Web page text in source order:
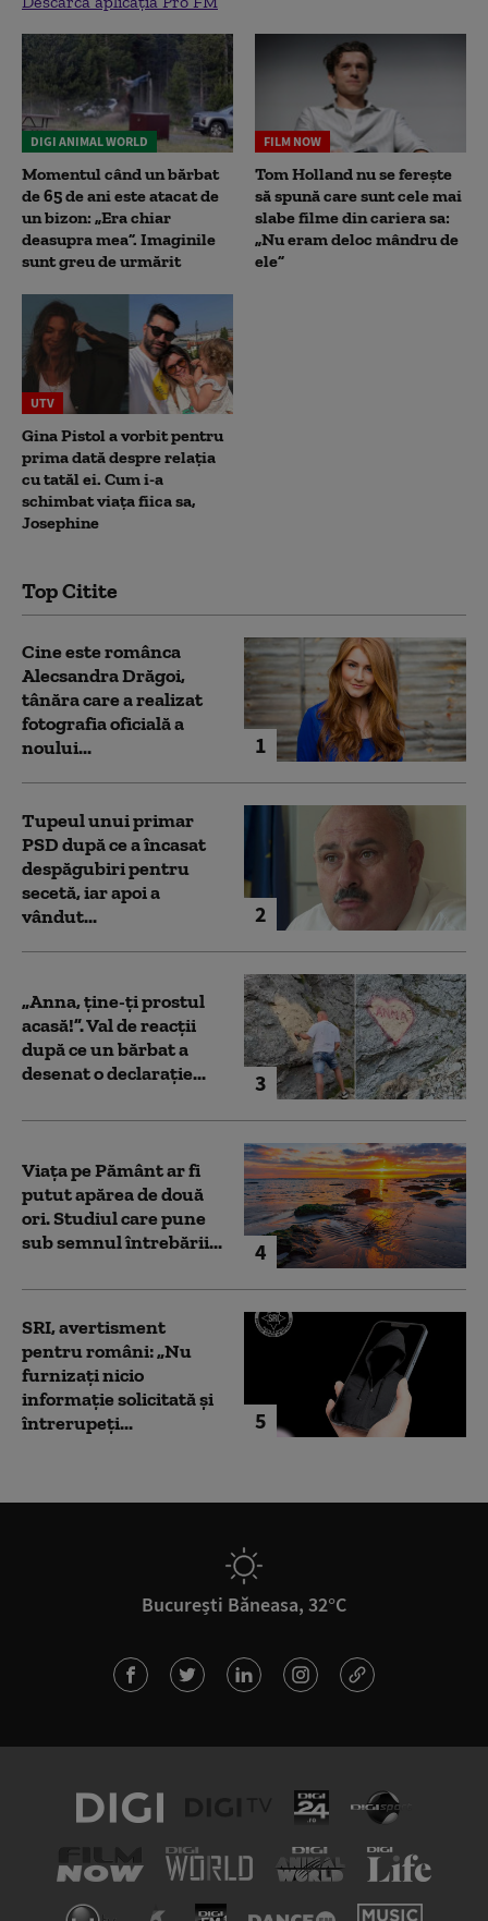
DIGI ANIMAL WORLD
Momentul când un bărbat
de 65 de ani este atacat de
un bizon: „Era chiar
deasupra mea”. Imaginile
sunt greu de urmărit
FILM NOW
Tom Holland nu se ferește
să spună care sunt cele mai
slabe filme din cariera sa:
„Nu eram deloc mândru de
ele”
UTV
Gina Pistol a vorbit pentru
prima dată despre relația
cu tatăl ei. Cum i-a
schimbat viața fiica sa,
Josephine
Top Citite
1
Cine este românca
Alecsandra Drăgoi,
tânăra care a realizat
fotografia oficială a
noului...
2
Tupeul unui primar
PSD după ce a încasat
despăgubiri pentru
secetă, iar apoi a
vândut...
3
„Anna, ţine-ţi prostul
acasă!”. Val de reacții
după ce un bărbat a
desenat o declarație...
4
Viața pe Pământ ar fi
putut apărea de două
ori. Studiul care pune
sub semnul întrebării...
5
SRI, avertisment
pentru români: „Nu
furnizați nicio
informație solicitată și
întrerupeți...
București Băneasa, 32°C